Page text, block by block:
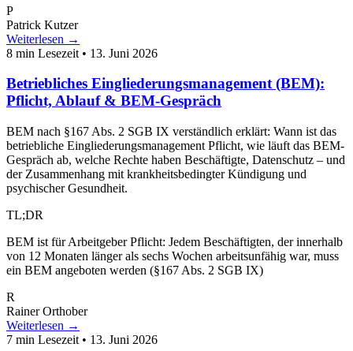
P
Patrick Kutzer
Weiterlesen →
8 min Lesezeit • 13. Juni 2026
Betriebliches Eingliederungsmanagement (BEM):
Pflicht, Ablauf & BEM-Gespräch
BEM nach §167 Abs. 2 SGB IX verständlich erklärt: Wann ist das
betriebliche Eingliederungsmanagement Pflicht, wie läuft das BEM-
Gespräch ab, welche Rechte haben Beschäftigte, Datenschutz – und
der Zusammenhang mit krankheitsbedingter Kündigung und
psychischer Gesundheit.
TL;DR
BEM ist für Arbeitgeber Pflicht: Jedem Beschäftigten, der innerhalb
von 12 Monaten länger als sechs Wochen arbeitsunfähig war, muss
ein BEM angeboten werden (§167 Abs. 2 SGB IX)
R
Rainer Orthober
Weiterlesen →
7 min Lesezeit • 13. Juni 2026